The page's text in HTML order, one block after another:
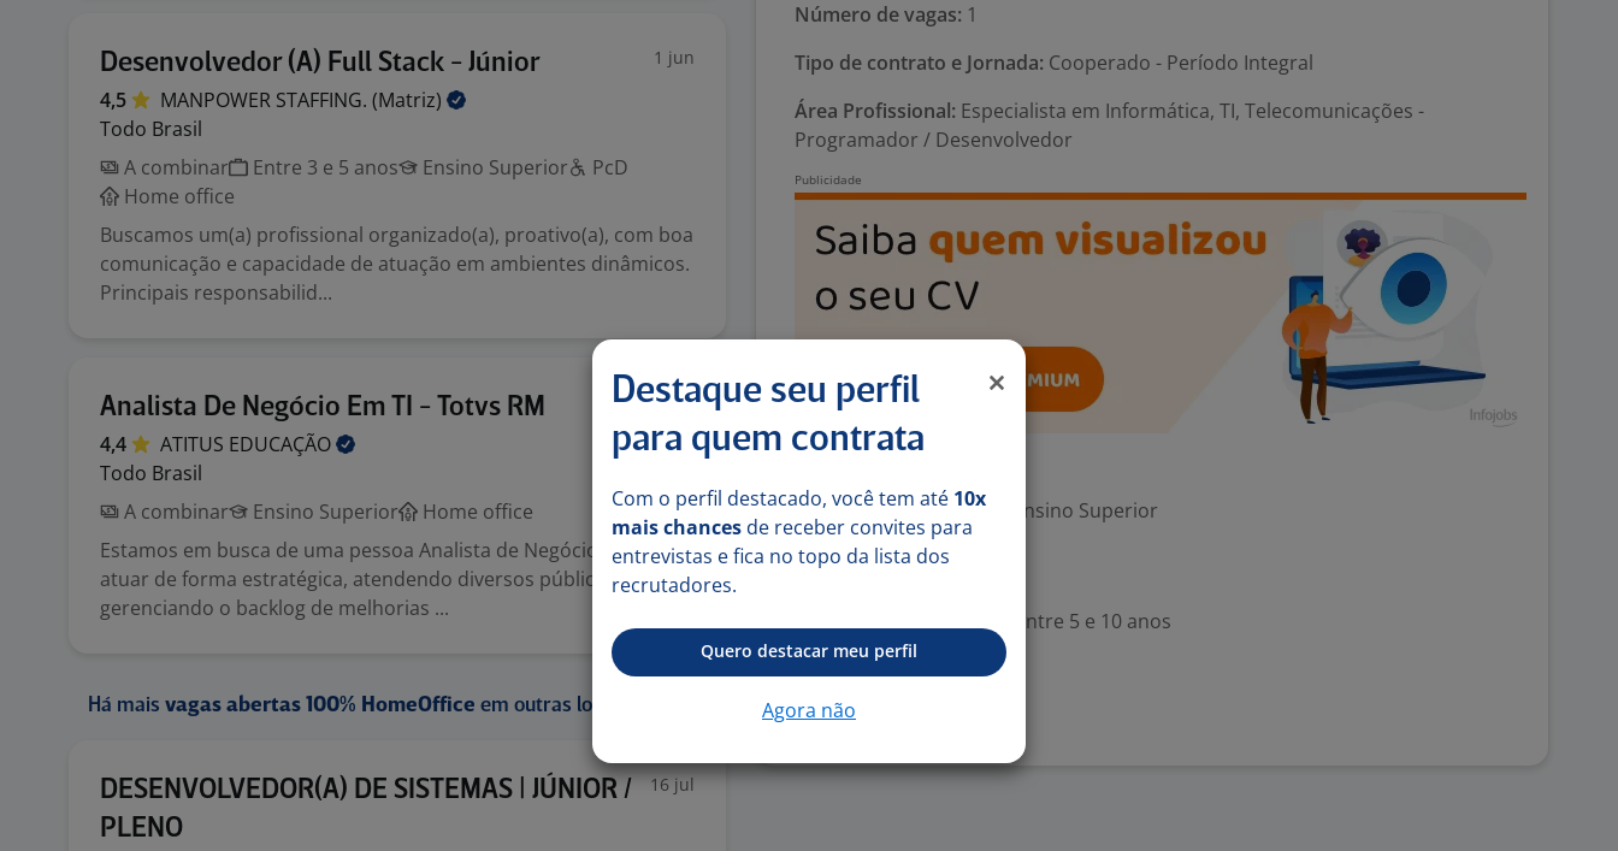
Desenvolvedor (A) Full Stack - Júnior 1 jun
4,5 MANPOWER STAFFING. (Matriz)
Todo Brasil
A combinar
Entre 3 e 5 anos Ensino Superior
PcD
Home office
Buscamos um(a) profissional organizado(a), proativo(a), com boa
comunicação e capacidade de atuação em ambientes dinâmicos.
Principais responsabilid...
Analista De Negócio Em TI - Totvs RM 25 jun
4,4 ATITUS EDUCAÇÃO
Todo Brasil
A combinar
Ensino Superior
Home office
Estamos em busca de uma pessoa Analista de Negócios para
atuar de forma estratégica, atendendo diversos públicos e
gerenciando o backlog de melhorias ...
Há mais vagas abertas 100% HomeOffice em outras localidades:
DESENVOLVEDOR(A) DE SISTEMAS | JÚNIOR /
PLENO
16 jul
Número de vagas: 1
Tipo de contrato e Jornada: Cooperado - Período Integral
Área Profissional: Especialista em Informática, TI, Telecomunicações -
Programador / Desenvolvedor
Escolaridade Mínima: Ensino Superior
Experiência desejada: Entre 5 e 10 anos
Denunciar vaga
Destaque seu perfil
para quem contrata
Com o perfil destacado, você tem até 10x
mais chances de receber convites para
entrevistas e fica no topo da lista dos
recrutadores.
Quero destacar meu perfil
Agora não